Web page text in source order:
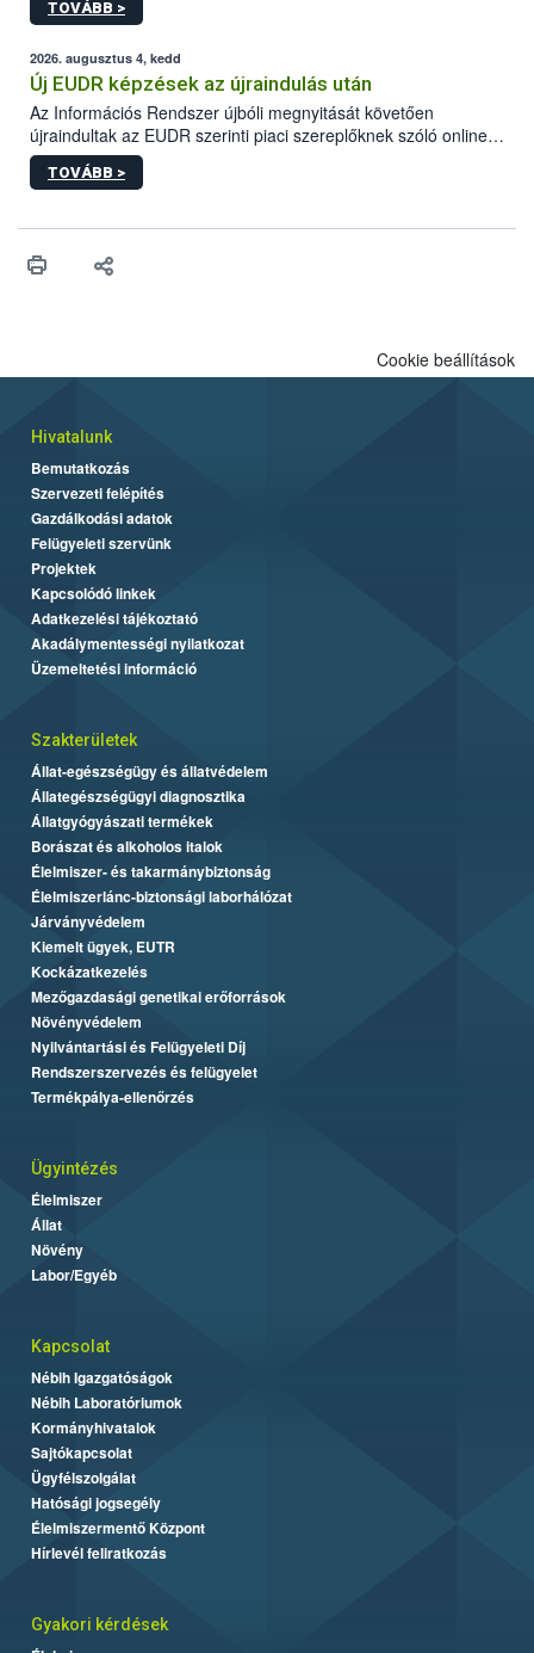
ezért nem csupán a megfelelő sütési technikáról szól: legalább
higiéniai szabályok betartása, a megfelelő hőkezelés, valamint a
maradékok szakszerű tárolása. A Nemzeti Élelmiszerlánc-
biztonsági Hivatal (Nébih) Oktatási Programja összegyűjtötte a
biztonságos grillezés legfontosabb tudnivalóit.
TOVÁBB >
2026. augusztus 4, kedd
Új EUDR képzések az újraindulás után
Az Információs Rendszer újbóli megnyitását követően
újraindultak az EUDR szerinti piaci szereplőknek szóló online
képzések.
TOVÁBB >
Cookie beállítások
Hivatalunk
Bemutatkozás
Szervezeti felépítés
Gazdálkodási adatok
Felügyeleti szervünk
Projektek
Kapcsolódó linkek
Adatkezelési tájékoztató
Akadálymentességi nyilatkozat
Üzemeltetési információ
Szakterületek
Állat-egészségügy és állatvédelem
Állategészségügyi diagnosztika
Állatgyógyászati termékek
Borászat és alkoholos italok
Élelmiszer- és takarmánybiztonság
Élelmiszerlánc-biztonsági laborhálózat
Járványvédelem
Kiemelt ügyek, EUTR
Kockázatkezelés
Mezőgazdasági genetikai erőforrások
Növényvédelem
Nyilvántartási és Felügyeleti Díj
Rendszerszervezés és felügyelet
Termékpálya-ellenőrzés
Ügyintézés
Élelmiszer
Állat
Növény
Labor/Egyéb
Kapcsolat
Nébih Igazgatóságok
Nébih Laboratóriumok
Kormányhivatalok
Sajtókapcsolat
Ügyfélszolgálat
Hatósági jogsegély
Élelmiszermentő Központ
Hírlevél feliratkozás
Gyakori kérdések